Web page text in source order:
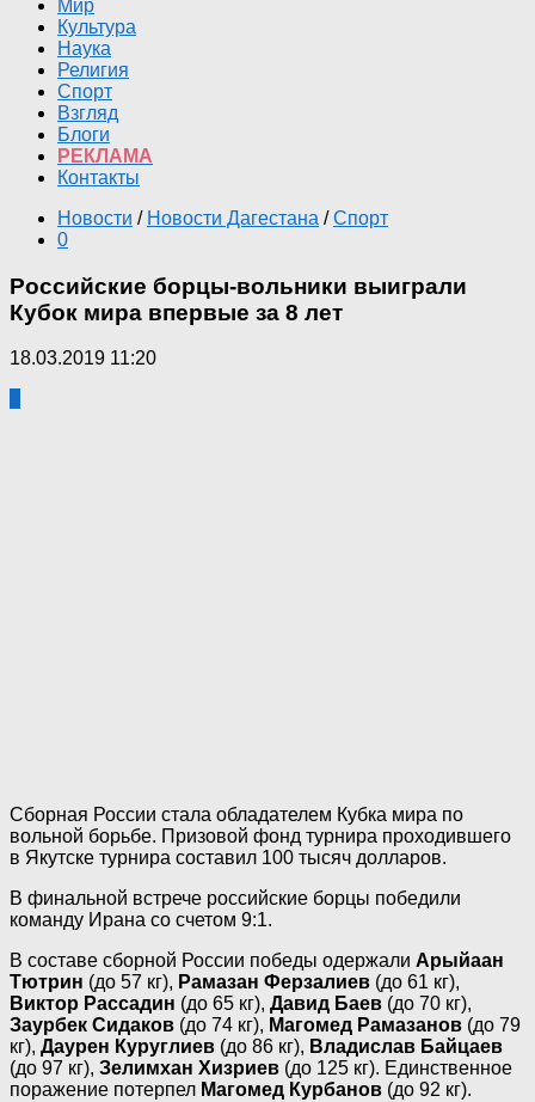
Мир
Культура
Наука
Религия
Спорт
Взгляд
Блоги
РЕКЛАМА
Контакты
Новости / Новости Дагестана / Спорт
0
Российские борцы-вольники выиграли
Кубок мира впервые за 8 лет
18.03.2019 11:20
Сборная России стала обладателем Кубка мира по
вольной борьбе. Призовой фонд турнира проходившего
в Якутске турнира составил 100 тысяч долларов.
В финальной встрече российские борцы победили
команду Ирана со счетом 9:1.
В составе сборной России победы одержали Арыйаан
Тютрин (до 57 кг), Рамазан Ферзалиев (до 61 кг),
Виктор Рассадин (до 65 кг), Давид Баев (до 70 кг),
Заурбек Сидаков (до 74 кг), Магомед Рамазанов (до 79
кг), Даурен Куруглиев (до 86 кг), Владислав Байцаев
(до 97 кг), Зелимхан Хизриев (до 125 кг). Единственное
поражение потерпел Магомед Курбанов (до 92 кг).